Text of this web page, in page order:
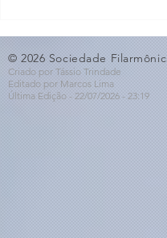
🎵🎶
© 2026 Sociedade
Criado por Tássio Trindade
Editado por Marcos Lima
Última Edição - 22/07/2026 - 23:19